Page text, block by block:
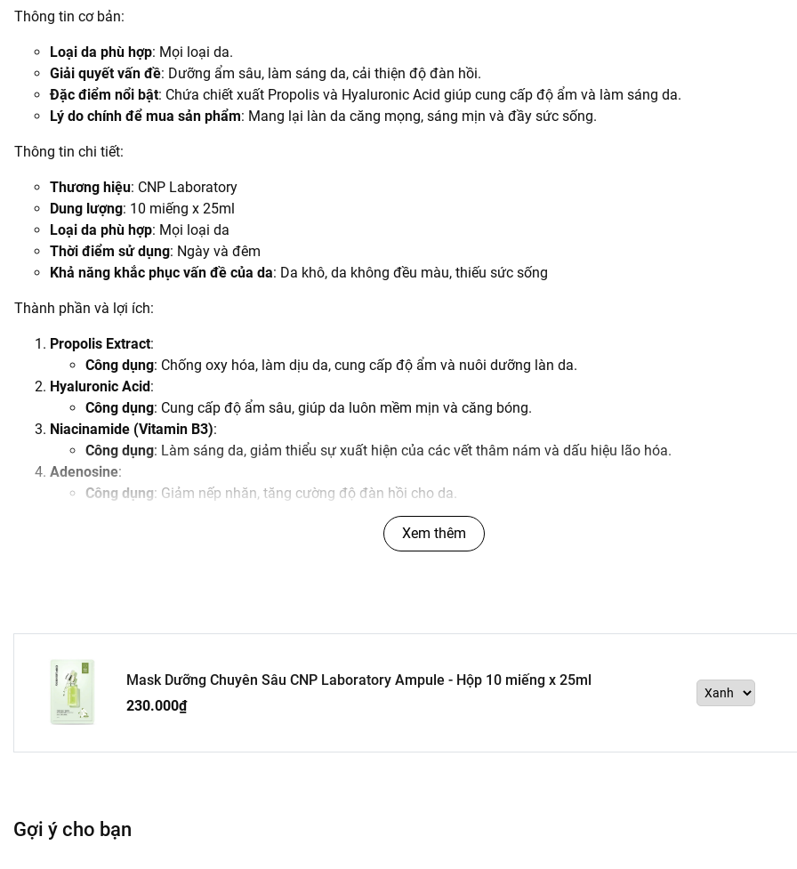
Thông tin cơ bản:
Loại da phù hợp: Mọi loại da.
Giải quyết vấn đề: Dưỡng ẩm sâu, làm sáng da, cải thiện độ đàn hồi.
Đặc điểm nổi bật: Chứa chiết xuất Propolis và Hyaluronic Acid giúp cung cấp độ ẩm và làm sáng da.
Lý do chính để mua sản phẩm: Mang lại làn da căng mọng, sáng mịn và đầy sức sống.
Thông tin chi tiết:
Thương hiệu: CNP Laboratory
Dung lượng: 10 miếng x 25ml
Loại da phù hợp: Mọi loại da
Thời điểm sử dụng: Ngày và đêm
Khả năng khắc phục vấn đề của da: Da khô, da không đều màu, thiếu sức sống
Thành phần và lợi ích:
Propolis Extract:
Công dụng: Chống oxy hóa, làm dịu da, cung cấp độ ẩm và nuôi dưỡng làn da.
Hyaluronic Acid:
Công dụng: Cung cấp độ ẩm sâu, giúp da luôn mềm mịn và căng bóng.
Niacinamide (Vitamin B3):
Công dụng: Làm sáng da, giảm thiểu sự xuất hiện của các vết thâm nám và dấu hiệu lão hóa.
Adenosine:
Công dụng: Giảm nếp nhăn, tăng cường độ đàn hồi cho da.
Xem thêm
Mask Dưỡng Chuyên Sâu CNP Laboratory Ampule - Hộp 10 miếng x 25ml
230.000₫
Gợi ý cho bạn